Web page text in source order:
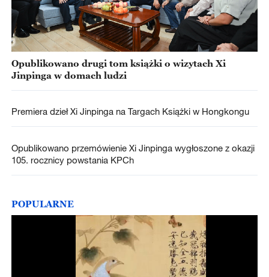
Opublikowano drugi tom książki o wizytach Xi
Jinpinga w domach ludzi
Premiera dzieł Xi Jinpinga na Targach Książki w Hongkongu
Opublikowano przemówienie Xi Jinpinga wygłoszone z okazji
105. rocznicy powstania KPCh
POPULARNE